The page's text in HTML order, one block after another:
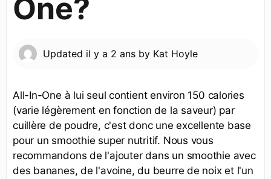
One?
Updated il y a 2 ans by Kat Hoyle
All-In-One à lui seul contient environ 150 calories
(varie légèrement en fonction de la saveur) par
cuillère de poudre, c'est donc une excellente base
pour un smoothie super nutritif. Nous vous
recommandons de l'ajouter dans un smoothie avec
des bananes, de l'avoine, du beurre de noix et l'un